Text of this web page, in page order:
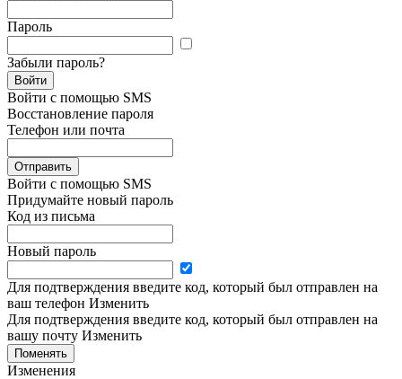
Пароль
Забыли пароль?
Войти
Войти с помощью SMS
Восстановление пароля
Телефон или почта
Отправить
Войти с помощью SMS
Придумайте новый пароль
Код из письма
Новый пароль
Для подтверждения введите код, который был отправлен на
ваш телефон Изменить
Для подтверждения введите код, который был отправлен на
вашу почту Изменить
Поменять
Изменения